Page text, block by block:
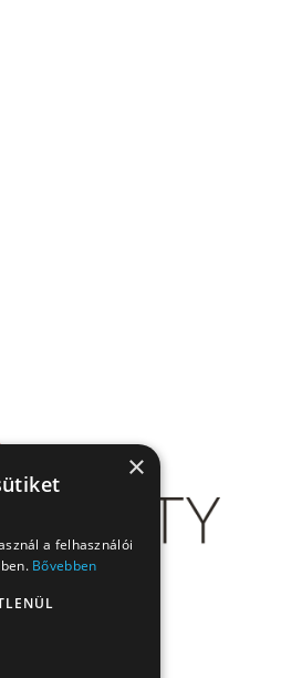
×
a felhasználói
Bővebben